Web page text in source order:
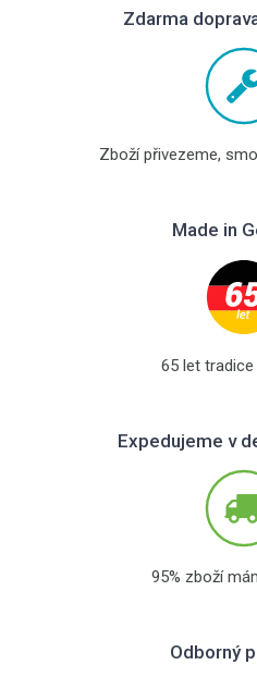
Zdarma
Zboží přivezeme,
Made in
65 let
Expedujeme v
95% zboží
Odborný